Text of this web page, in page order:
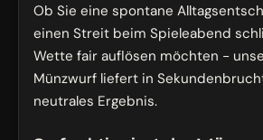
Ob Sie eine spontane
einen Streit beim Spieleabend
Wette fair auflösen möchten -
Münzwurf liefert in
neutrales Ergebnis.